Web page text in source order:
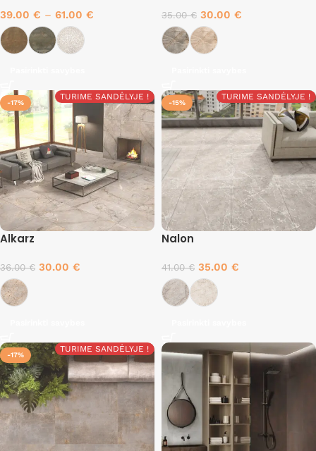
39.00 € – 61.00 € 35.00€ 30.00 €
-17%
TURIME SANDĖLYJE !
Alkarz
36.00€ 30.00 €
-15%
TURIME SANDĖLYJE !
Nalon
41.00€ 35.00 €
-17%
TURIME SANDĖLYJE !